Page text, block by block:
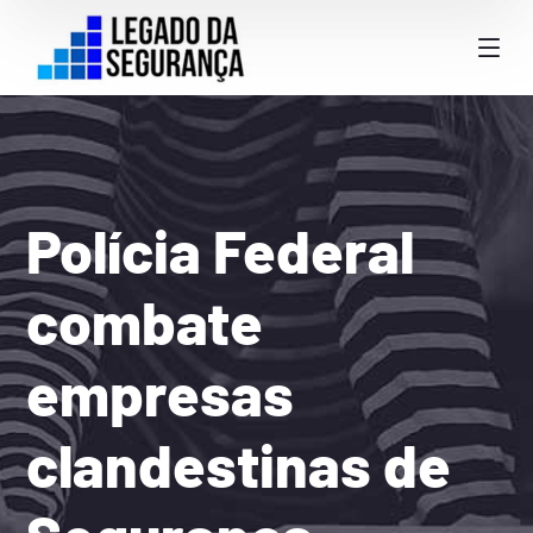
Polícia Federal
combate
empresas
clandestinas de